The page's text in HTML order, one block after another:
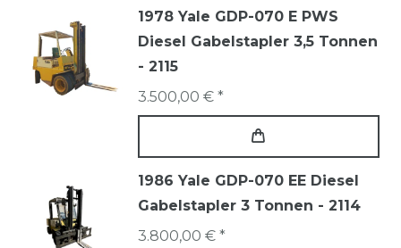
1978 Yale GDP-070 E PWS
Diesel Gabelstapler 3,5 Tonnen
- 2115
3.500,00 € *
1986 Yale GDP-070 EE Diesel
Gabelstapler 3 Tonnen - 2114
3.800,00 € *